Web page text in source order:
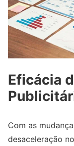
Eficácia
Com as
desaceleração